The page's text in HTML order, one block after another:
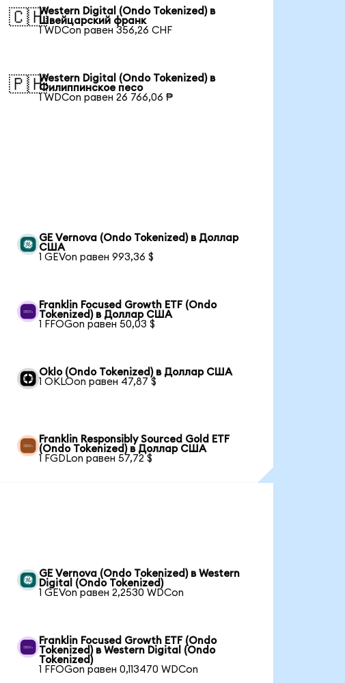
🇨🇭Western Digital (Ondo Tokenized) в
Швейцарский франк
1 WDCon равен 356,26 CHF
🇵🇭Western Digital (Ondo Tokenized) в
Филиппинское песо
1 WDCon равен 26 766,06 ₱
GE Vernova (Ondo Tokenized) в Доллар
США
1 GEVon равен 993,36 $
Franklin Focused Growth ETF (Ondo
Tokenized) в Доллар США
1 FFOGon равен 50,03 $
Oklo (Ondo Tokenized) в Доллар США
1 OKLOon равен 47,87 $
Franklin Responsibly Sourced Gold ETF
(Ondo Tokenized) в Доллар США
1 FGDLon равен 57,72 $
GE Vernova (Ondo Tokenized) в Western
Digital (Ondo Tokenized)
1 GEVon равен 2,2530 WDCon
Franklin Focused Growth ETF (Ondo
Tokenized) в Western Digital (Ondo
Tokenized)
1 FFOGon равен 0,113470 WDCon